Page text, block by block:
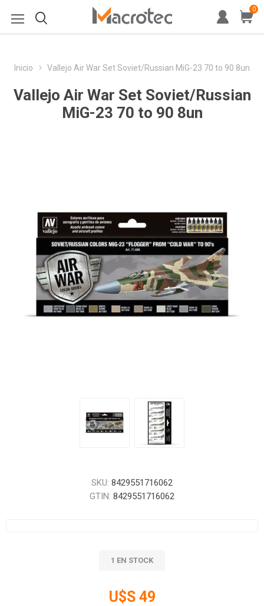
0
Inicio Vallejo Air War Set Soviet/Russian MiG-23 70 to 90 8un
Vallejo Air War Set Soviet/Russian
MiG-23 70 to 90 8un
SKU: 8429551716062
GTIN: 8429551716062
1 EN STOCK
U$S 49